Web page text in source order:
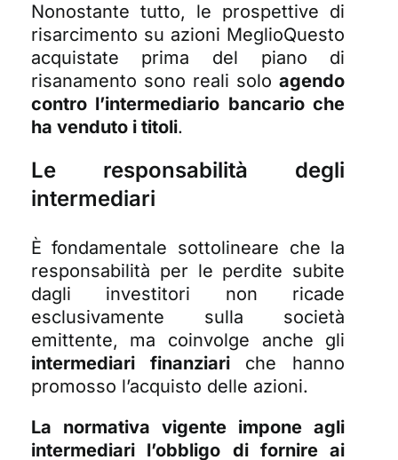
Nonostante tutto, le prospettive di
risarcimento su azioni MeglioQuesto
acquistate prima del piano di
risanamento sono reali soloagendo
contro l’intermediario bancario che
ha venduto i titoli.
Le responsabilità degli
intermediari
È fondamentale sottolineare che la
responsabilità per le perdite subite
dagli investitori non ricade
esclusivamente sulla società
emittente, ma coinvolge anche gli
intermediari finanziariche hanno
promosso l’acquisto delle azioni.
La normativa vigente impone agli
intermediari l’obbligo di fornire ai